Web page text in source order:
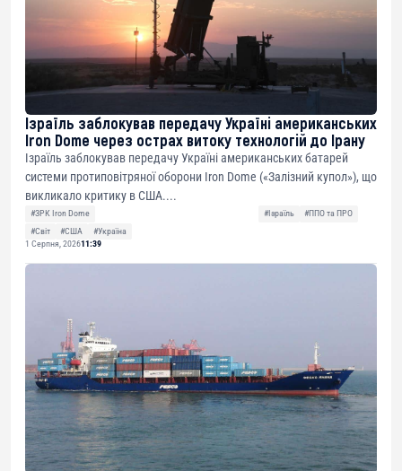
Ізраїль заблокував передачу Україні американських
Iron Dome через острах витоку технологій до Ірану
Ізраїль заблокував передачу Україні американських батарей
системи протиповітряної оборони Iron Dome («Залізний купол»), що
викликало критику в США....
#ЗРК Iron Dome #Ізраїль
#ППО та ПРО
#Світ
#США
#Україна
1 Серпня, 202611:39